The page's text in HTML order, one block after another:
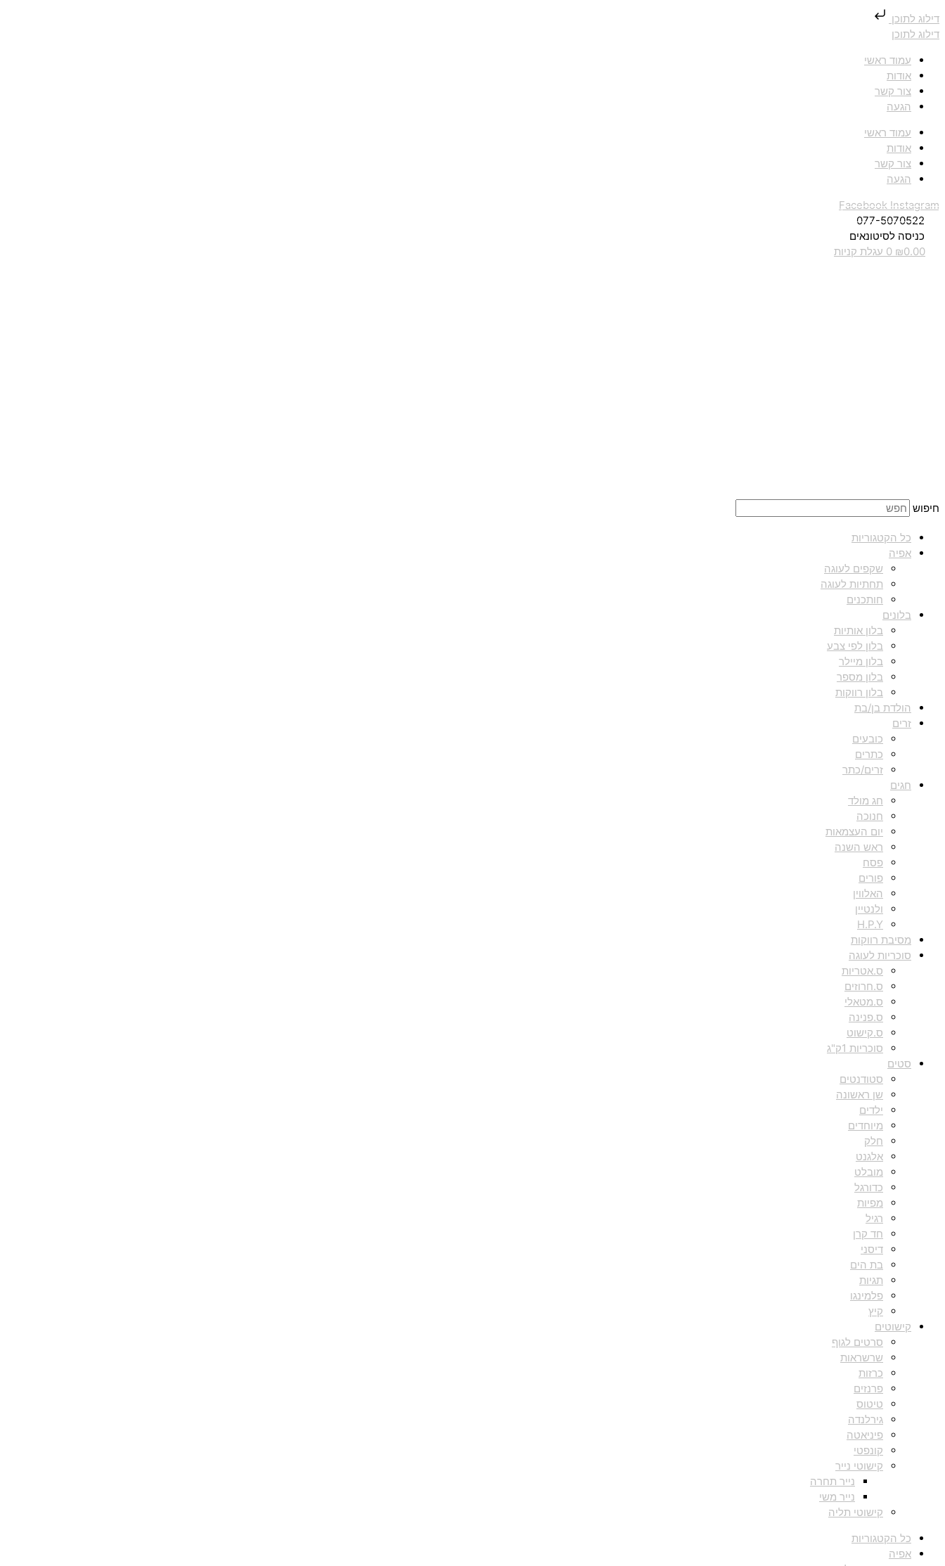
דילוג לתוכן
דילוג לתוכן
עמוד ראשי
אודות
צור קשר
הגעה
עמוד ראשי
אודות
צור קשר
הגעה
Facebook Instagram
077-5070522
כניסה לסיטונאים
₪0.00
0 עגלת קניות
חיפוש
כל הקטגוריות
אפיה
שקפים לעוגה
תחתיות לעוגה
חותכנים
בלונים
בלון אותיות
בלון לפי צבע
בלון מיילר
בלון מספר
בלון רווקות
הולדת בן/בת
זרים
כובעים
כתרים
זרים/כתר
חגים
חג מולד
חנוכה
יום העצמאות
ראש השנה
פסח
פורים
האלווין
ולנטיין
H.P.Y
מסיבת רווקות
סוכריות לעוגה
ס.אטריות
ס.חרוזים
ס.מטאלי
ס.פנינה
ס.קישוט
סוכריות 1ק"ג
סטים
סטודנטים
שן ראשונה
ילדים
מיוחדים
חלק
אלגנט
מובלט
כדורגל
מפיות
רגיל
חד קרן
דיסני
בת הים
תגיות
פלמינגו
קיץ
קישוטים
סרטים לגוף
שרשראות
כרזות
פרנזים
טיטוס
גירלנדה
פיניאטה
קונפטי
קישוטי נייר
נייר תחרה
נייר משי
קישוטי תליה
כל הקטגוריות
אפיה